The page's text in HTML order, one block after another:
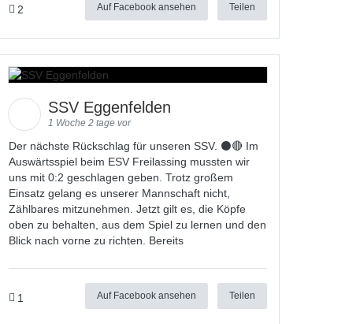
2 Auf Facebook ansehen Teilen
SSV Eggenfelden
1 Woche 2 tage vor
Der nächste Rückschlag für unseren SSV. ⚫🔴 Im
Auswärtsspiel beim ESV Freilassing mussten wir
uns mit 0:2 geschlagen geben. Trotz großem
Einsatz gelang es unserer Mannschaft nicht,
Zählbares mitzunehmen. Jetzt gilt es, die Köpfe
oben zu behalten, aus dem Spiel zu lernen und den
Blick nach vorne zu richten. Bereits
1 Auf Facebook ansehen Teilen